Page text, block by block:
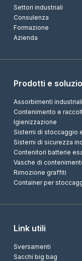
Settori industriali
Consulenza
Formazione
Azienda
Prodotti e
Assorbimenti
Contenimento e
Igienizzazione
Sistemi di stoccaggio
Sistemi di sicurezza
Contenitori batterie
Vasche di
Rimozione graffiti
Container per
Link utili
Sversamenti
Sacchi big bag